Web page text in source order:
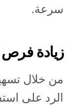
سرعة.
زيادة فرص
من خلال
الرد على